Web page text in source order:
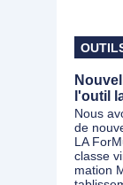
l'outil
Nous
de
LA
classe
mation